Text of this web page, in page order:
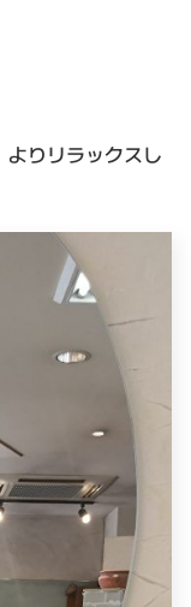
りリラックスし